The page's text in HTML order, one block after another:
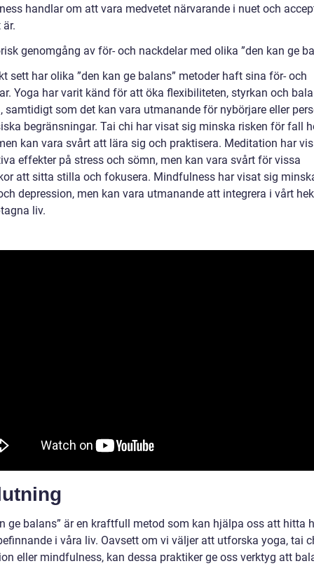
handlar om att vara medvetet närvarande i nuet och
genomgång av för- och nackdelar med olika ”den kan ge
sett har olika ”den kan ge balans” metoder haft sina för- och
Yoga har varit känd för att öka flexibiliteten, styrkan och
samtidigt som det kan vara utmanande för nybörjare eller
begränsningar. Tai chi har visat sig minska risken för fall
kan vara svårt att lära sig och praktisera. Meditation har
effekter på stress och sömn, men kan vara svårt för vissa
att sitta stilla och fokusera. Mindfulness har visat sig
depression, men kan vara utmanande att integrera i vårt
liv.
ge balans” är en kraftfull metod som kan hjälpa oss att hitta
i våra liv. Oavsett om vi väljer att utforska yoga, tai
eller mindfulness, kan dessa praktiker ge oss verktyg att